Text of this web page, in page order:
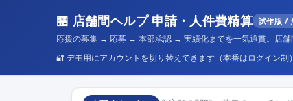
🏪 店舗間ヘルプ 申請・人件費精算 試作版 /
応援の募集 → 応募 → 本部承認 → 実績化までを一気通貫。店舗
🔐 デモ用にアカウントを切り替えできます（本番はログイン制